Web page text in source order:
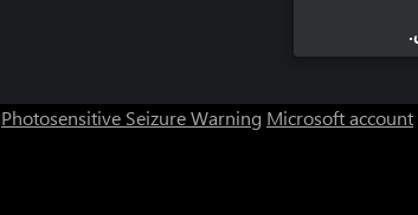
Photosensitive Seizure Warning Microsoft account